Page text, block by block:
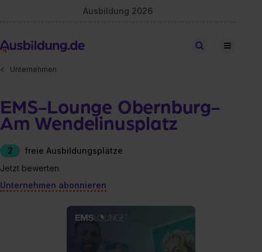
Ausbildung 2026
Stellen finden
Unternehmen
EMS-Lounge Obernburg-
Am Wendelinusplatz
2
freie Ausbildungsplätze
Jetzt bewerten
Unternehmen abonnieren